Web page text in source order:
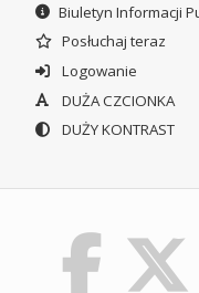
Biuletyn Informacji
Posłuchaj teraz
Logowanie
DUŻA CZCIONKA
DUŻY KONTRAST